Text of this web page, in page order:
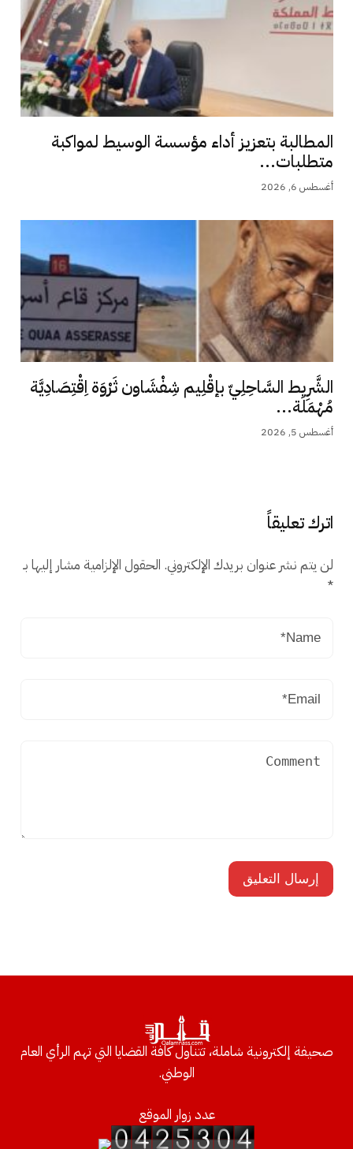
المطالبة بتعزيز أداء مؤسسة الوسيط لمواكبة
متطلبات...
أغسطس 6, 2026
الشَّرِيط السَّاحِلِيّ بإقْلِيم شِفْشَاون ثَرْوَة اِقْتِصَادِيَّة
مُهْمَلَة...
أغسطس 5, 2026
اترك تعليقاً
لن يتم نشر عنوان بريدك الإلكتروني. الحقول الإلزامية مشار إليها بـ
*
صحيفة إلكترونية شاملة، تتناول كافة القضايا التي تهم الرأي العام
الوطني.
عدد زوار الموقع